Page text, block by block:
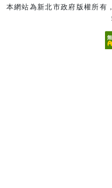
本網站為新北市政府版權所有